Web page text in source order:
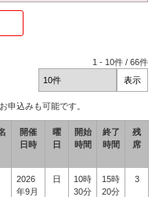
1 - 10件 /66件
申込みも可能です。
開催
日時
曜
日
開始
時間
終了
時間
残
席
2026
年9月
日
10時
30分
15時
20分
3